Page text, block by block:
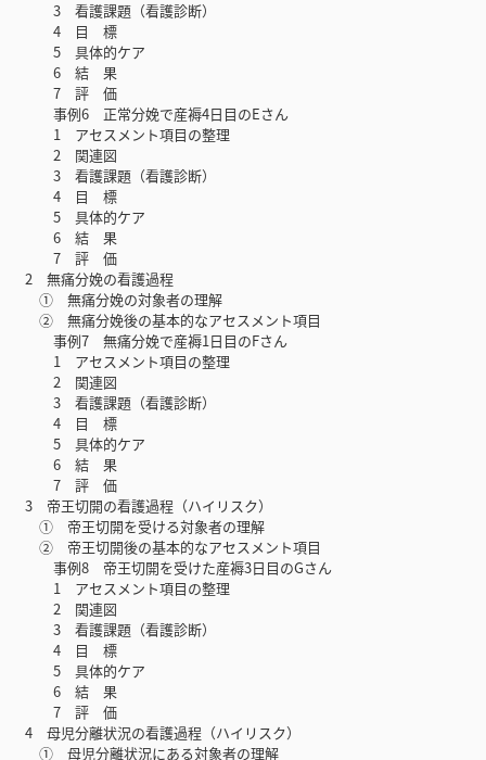
3 看護課題（看護診断）
4 目 標
5 具体的ケア
6 結 果
7 評 価
事例6 正常分娩で産褥4日目のEさん
1 アセスメント項目の整理
2 関連図
3 看護課題（看護診断）
4 目 標
5 具体的ケア
6 結 果
7 評 価
2 無痛分娩の看護過程
① 無痛分娩の対象者の理解
② 無痛分娩後の基本的なアセスメント項目
事例7 無痛分娩で産褥1日目のFさん
1 アセスメント項目の整理
2 関連図
3 看護課題（看護診断）
4 目 標
5 具体的ケア
6 結 果
7 評 価
3 帝王切開の看護過程（ハイリスク）
① 帝王切開を受ける対象者の理解
② 帝王切開後の基本的なアセスメント項目
事例8 帝王切開を受けた産褥3日目のGさん
1 アセスメント項目の整理
2 関連図
3 看護課題（看護診断）
4 目 標
5 具体的ケア
6 結 果
7 評 価
4 母児分離状況の看護過程（ハイリスク）
① 母児分離状況にある対象者の理解